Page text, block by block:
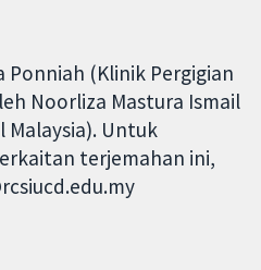
(Klinik Pergigian
Noorliza Mastura Ismail
Malaysia). Untuk
terjemahan ini,